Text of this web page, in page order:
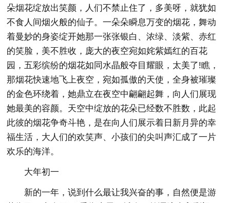
朵烟花绽放出笑颜，人们不禁止住了，多美呀，就犹如
不食人间烟火般的仙子。一朵朵瞬息万变的烟花，舞动
着曼妙的身姿绽开她那一张张银白、浓绿、淡紫、赤红
的笑脸，美不胜收，庞大的夜空宛如姹紫嫣红的百花
园，五彩缤纷的烟花如同水晶般夺目耀眼，太美了!瞧，
那烟花快速地飞上夜空，宛如孤傲的天使，全身被璀璨
的金色环绕着，她鼎立在夜空中翩翩起舞，向人们展现
她最美的容颜。天空中绽放的花朵已经数不胜数，此起
此彼的烟花争奇斗艳，是在向人们展示着日新月异的幸
福生活，大人们的欢笑声、小孩们的尖叫声汇成了一片
欢乐的海洋。
大年初一
新的一年，说到什么最让我兴奋的事，自然便是游